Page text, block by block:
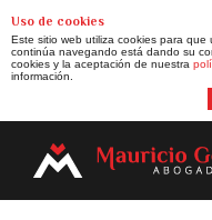
Uso de cookies
Este sitio web utiliza cookies para
continúa navegando está dando su
cookies y la aceptación de nuestra
información.